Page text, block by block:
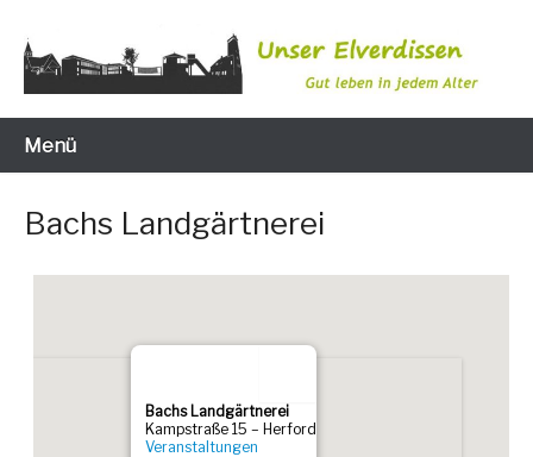
Inhalt
wechseln
Unser Elverdissen
Menü
Bachs Landgärtnerei
Bachs Land­gärt­ne­rei
Kamp­stra­ße 15 – Her­ford
Ver­an­stal­tun­gen